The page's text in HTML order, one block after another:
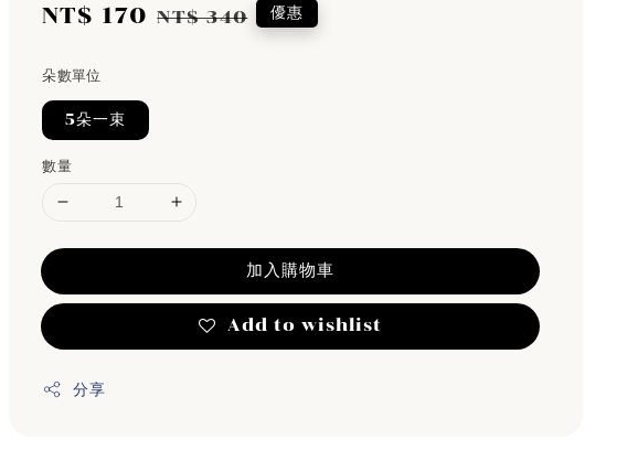
Sale
NT$ 170 Regular
NT$ 340 優惠
朵數單位
5朵一束
數量
加入購物車
Add to wishlist
分享